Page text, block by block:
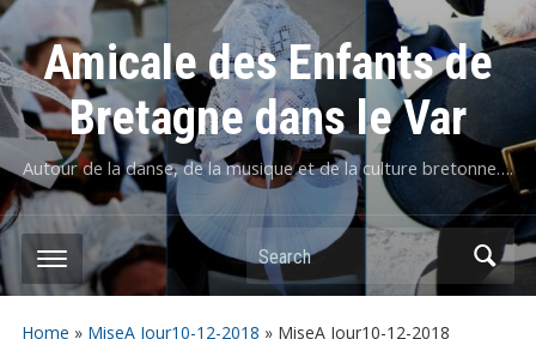
Amicale des Enfants de
Bretagne dans le Var
Autour de la danse, de la musique et de la culture bretonne….
Home » MiseA Jour10-12-2018 » MiseA Jour10-12-2018